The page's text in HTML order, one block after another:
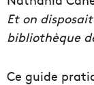
Et on
bibliothèque
Ce guide